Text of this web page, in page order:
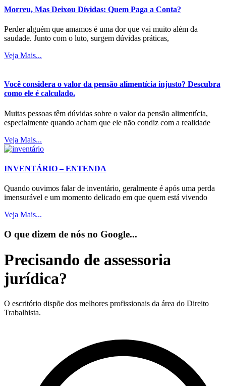
Morreu, Mas Deixou Dívidas: Quem Paga a Conta?
Perder alguém que amamos é uma dor que vai muito além da
saudade. Junto com o luto, surgem dúvidas práticas,
Veja Mais...
Você considera o valor da pensão alimentícia injusto? Descubra
como ele é calculado.
Muitas pessoas têm dúvidas sobre o valor da pensão alimentícia,
especialmente quando acham que ele não condiz com a realidade
Veja Mais...
INVENTÁRIO – ENTENDA
Quando ouvimos falar de inventário, geralmente é após uma perda
imensurável e um momento delicado em que quem está vivendo
Veja Mais...
O que dizem de nós no Google...
Precisando de assessoria
jurídica?
O escritório dispõe dos melhores profissionais da área do Direito
Trabalhista.